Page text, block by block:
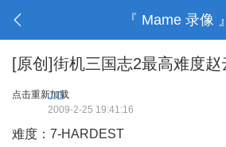
『 Mame 录像 』
[原创]街机三国志2最高难度赵
点击重新加载
J.D
2009-2-25 19:41:16
难度：7-HARDEST